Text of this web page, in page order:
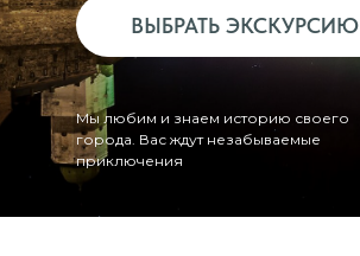
Мы любим и знаем историю своего
города. Вас ждут незабываемые
приключения
ВЫБРАТЬ ЭКСКУРСИЮ